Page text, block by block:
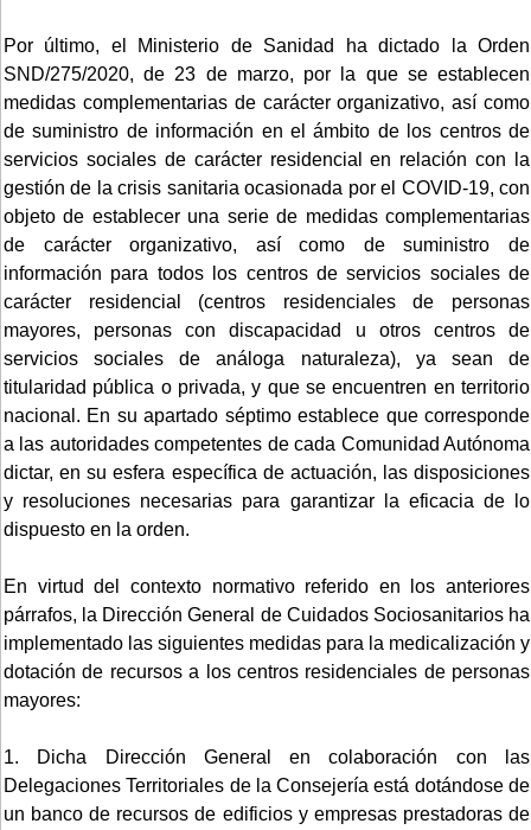
Por último, el Ministerio de Sanidad ha dictado la Orden
SND/275/2020, de 23 de marzo, por la que se establecen
medidas complementarias de carácter organizativo, así como
de suministro de información en el ámbito de los centros de
servicios sociales de carácter residencial en relación con la
gestión de la crisis sanitaria ocasionada por el COVID-19, con
objeto de establecer una serie de medidas complementarias
de carácter organizativo, así como de suministro de
información para todos los centros de servicios sociales de
carácter residencial (centros residenciales de personas
mayores, personas con discapacidad u otros centros de
servicios sociales de análoga naturaleza), ya sean de
titularidad pública o privada, y que se encuentren en territorio
nacional. En su apartado séptimo establece que corresponde
a las autoridades competentes de cada Comunidad Autónoma
dictar, en su esfera específica de actuación, las disposiciones
y resoluciones necesarias para garantizar la eficacia de lo
dispuesto en la orden.
En virtud del contexto normativo referido en los anteriores
párrafos, la Dirección General de Cuidados Sociosanitarios ha
implementado las siguientes medidas para la medicalización y
dotación de recursos a los centros residenciales de personas
mayores:
1. Dicha Dirección General en colaboración con las
Delegaciones Territoriales de la Consejería está dotándose de
un banco de recursos de edificios y empresas prestadoras de